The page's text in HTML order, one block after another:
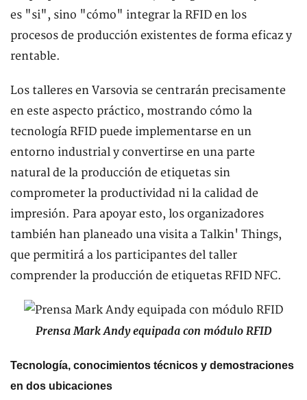
es "si", sino "cómo" integrar la RFID en los
procesos de producción existentes de forma eficaz y
rentable.
Los talleres en Varsovia se centrarán precisamente
en este aspecto práctico, mostrando cómo la
tecnología RFID puede implementarse en un
entorno industrial y convertirse en una parte
natural de la producción de etiquetas sin
comprometer la productividad ni la calidad de
impresión. Para apoyar esto, los organizadores
también han planeado una visita a Talkin' Things,
que permitirá a los participantes del taller
comprender la producción de etiquetas RFID NFC.
Prensa Mark Andy equipada con módulo RFID
Tecnología, conocimientos técnicos y demostraciones
en dos ubicaciones